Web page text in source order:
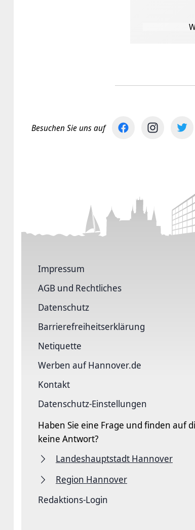
Besuchen Sie uns auf
Impressum
AGB und Rechtliches
Datenschutz
Barriere­freiheits­erklärung
Netiquette
Werben auf Hannover.de
Kontakt
Datenschutz-Einstellungen
Haben Sie eine Frage und finden auf
keine Antwort?
Landeshauptstadt Hannover
Region Hannover
Redaktions-Login